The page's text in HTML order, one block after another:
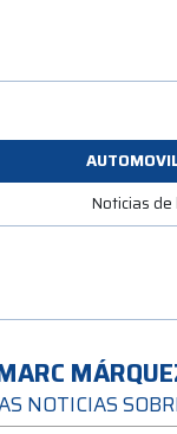
Noticias
NOTICIAS